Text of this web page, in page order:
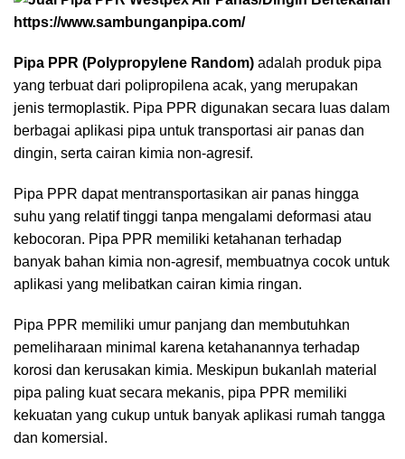
Pipa PPR (Polypropylene Random) adalah produk pipa
yang terbuat dari polipropilena acak, yang merupakan
jenis termoplastik. Pipa PPR digunakan secara luas dalam
berbagai aplikasi pipa untuk transportasi air panas dan
dingin, serta cairan kimia non-agresif.
Pipa PPR dapat mentransportasikan air panas hingga
suhu yang relatif tinggi tanpa mengalami deformasi atau
kebocoran. Pipa PPR memiliki ketahanan terhadap
banyak bahan kimia non-agresif, membuatnya cocok untuk
aplikasi yang melibatkan cairan kimia ringan.
Pipa PPR memiliki umur panjang dan membutuhkan
pemeliharaan minimal karena ketahanannya terhadap
korosi dan kerusakan kimia. Meskipun bukanlah material
pipa paling kuat secara mekanis, pipa PPR memiliki
kekuatan yang cukup untuk banyak aplikasi rumah tangga
dan komersial.